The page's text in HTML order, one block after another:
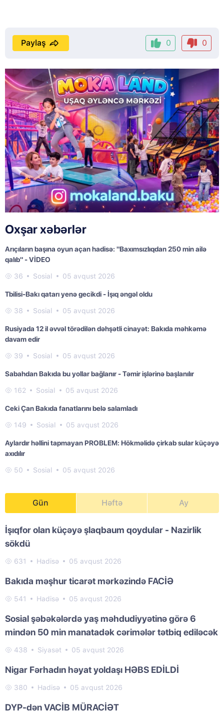
0 0
Paylaş
Oxşar xəbərlər
Arıçıların başına oyun açan hadisə: "Baxımsızlıqdan 250 min ailə
qalıb" - VİDEO
36 Sosial 05 avqust 2026
Tbilisi-Bakı qatarı yenə gecikdi - İşıq əngəl oldu
38 Sosial 05 avqust 2026
Rusiyada 12 il əvvəl törədilən dəhşətli cinayət: Bakıda məhkəmə
davam edir
39 Sosial 05 avqust 2026
Sabahdan Bakıda bu yollar bağlanır - Təmir işlərinə başlanılır
162 Sosial 05 avqust 2026
Ceki Çan Bakıda fanatlarını belə salamladı
149 Sosial 05 avqust 2026
Aylardır həllini tapmayan PROBLEM: Hökməlidə çirkab sular küçəyə
axıdılır
50 Sosial 05 avqust 2026
Gün Həftə Ay
İşıqfor olan küçəyə şlaqbaum qoydular - Nazirlik
sökdü
631 Hadisə 05 avqust 2026
Bakıda məşhur ticarət mərkəzində FACİƏ
541 Hadisə 05 avqust 2026
Sosial şəbəkələrdə yaş məhdudiyyətinə görə 6
mindən 50 min manatadək cərimələr tətbiq ediləcək
438 Siyasət 05 avqust 2026
Nigar Fərhadın həyat yoldaşı HƏBS EDİLDİ
380 Hadisə 05 avqust 2026
DYP-dən VACİB MÜRACİƏT